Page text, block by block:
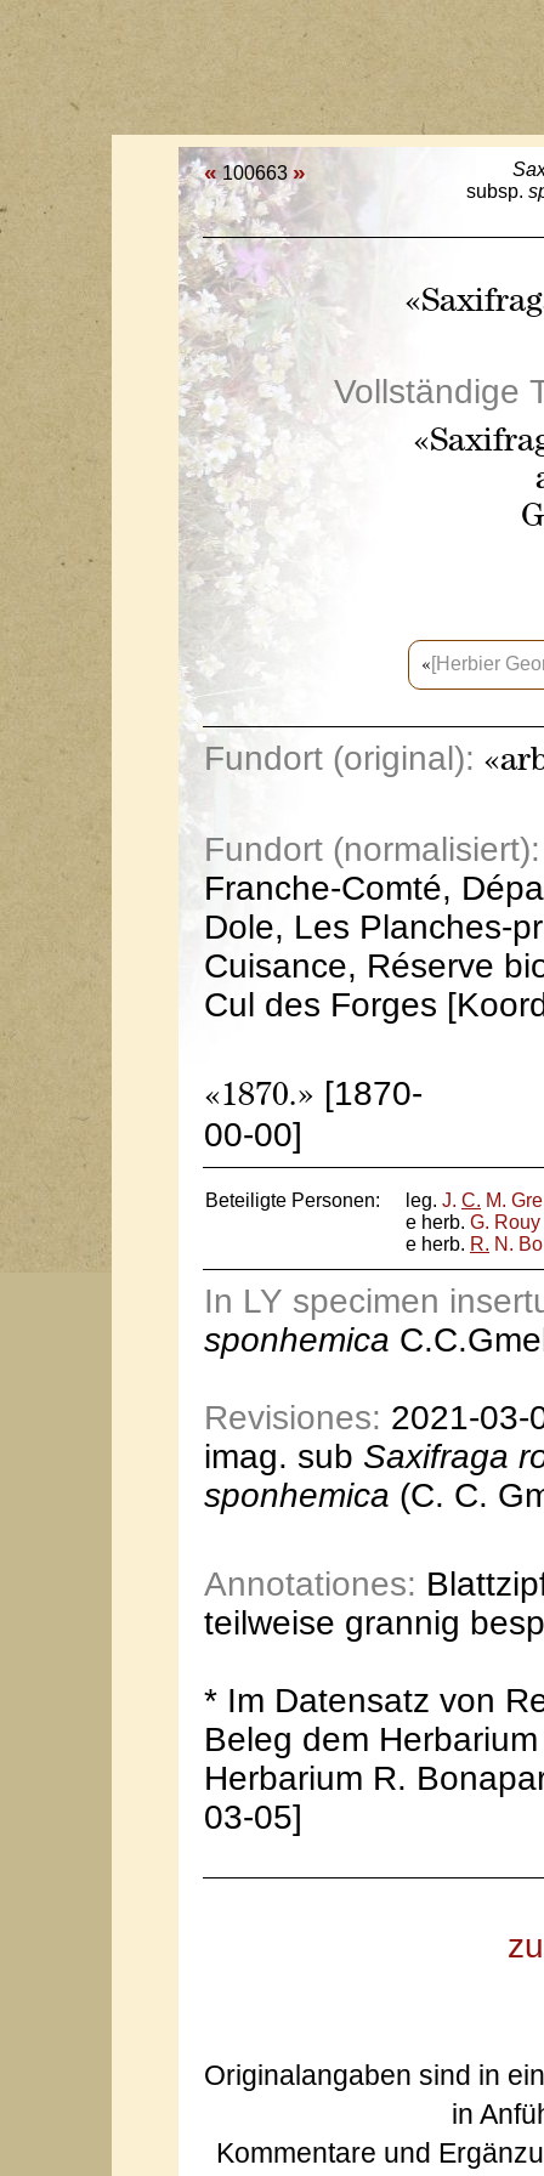
« 100663 »
subsp.
Vollständige
« [Herbier
Fundort (original):
Fundort (normalisiert):
Franche-Comté,
Dole, Les Planches-
Cuisance, Réserve
Cul des Forges
«1870.» [1870-
00-00]
Beteiligte Personen: leg. J. C. M.
e herb. G. Rouy
e herb. R. N.
In LY specimen
sponhemica
Revisiones: 2021-03-
imag. sub Saxifraga
sponhemica (C. C.
Annotationes:
teilweise grannig
* Im Datensatz von
Beleg dem
Herbarium R.
03-05]
Originalangaben sind in
in
Kommentare und